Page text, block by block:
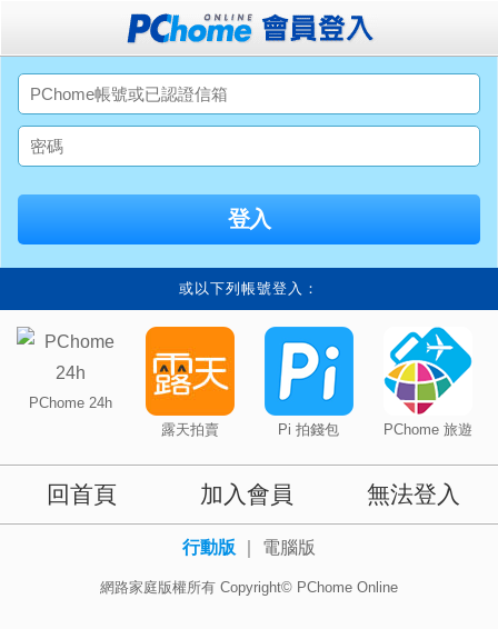
或以下列帳號登入：
PChome 24h
露天拍賣
Pi 拍錢包 PChome 旅遊
回首頁 加入會員 無法登入
行動版 電腦版
網路家庭版權所有 Copyright© PChome Online